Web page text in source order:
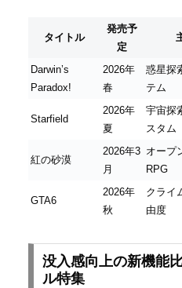
タイトル
発売予
定
Darwin’s
Paradox!
2026年
春
惑星探
テム
Starfield
2026年
夏
宇宙探
スタム
紅の砂漠
2026年3
月
オープ
RPG
GTA6
2026年
秋
クライ
由度
没入感向上の新機能
ル特集